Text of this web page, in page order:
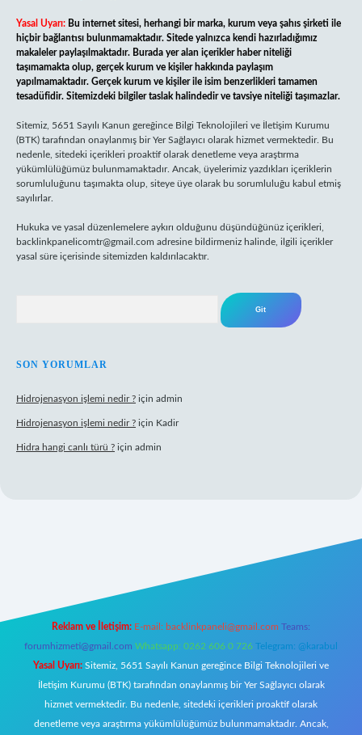
Yasal Uyarı: Bu internet sitesi, herhangi bir marka, kurum veya şahıs şirketi ile
hiçbir bağlantısı bulunmamaktadır. Sitede yalnızca kendi hazırladığımız
makaleler paylaşılmaktadır. Burada yer alan içerikler haber niteliği
taşımamakta olup, gerçek kurum ve kişiler hakkında paylaşım
yapılmamaktadır. Gerçek kurum ve kişiler ile isim benzerlikleri tamamen
tesadüfidir. Sitemizdeki bilgiler taslak halindedir ve tavsiye niteliği taşımazlar.
Sitemiz, 5651 Sayılı Kanun gereğince Bilgi Teknolojileri ve İletişim Kurumu
(BTK) tarafından onaylanmış bir Yer Sağlayıcı olarak hizmet vermektedir. Bu
nedenle, sitedeki içerikleri proaktif olarak denetleme veya araştırma
yükümlülüğümüz bulunmamaktadır. Ancak, üyelerimiz yazdıkları içeriklerin
sorumluluğunu taşımakta olup, siteye üye olarak bu sorumluluğu kabul etmiş
sayılırlar.
Hukuka ve yasal düzenlemelere aykırı olduğunu düşündüğünüz içerikleri,
backlinkpanelicomtr@gmail.com adresine bildirmeniz halinde, ilgili içerikler
yasal süre içerisinde sitemizden kaldırılacaktır.
SON YORUMLAR
Hidrojenasyon işlemi nedir ? için admin
Hidrojenasyon işlemi nedir ? için Kadir
Hidra hangi canlı türü ? için admin
Reklam ve İletişim: E-mail: backlinkpaneli@gmail.com Teams:
forumhizmeti@gmail.com Whatsapp: 0262 606 0 726 Telegram: @karabul
Yasal Uyarı: Sitemiz, 5651 Sayılı Kanun gereğince Bilgi Teknolojileri ve
İletişim Kurumu (BTK) tarafından onaylanmış bir Yer Sağlayıcı olarak
hizmet vermektedir. Bu nedenle, sitedeki içerikleri proaktif olarak
denetleme veya araştırma yükümlülüğümüz bulunmamaktadır. Ancak,